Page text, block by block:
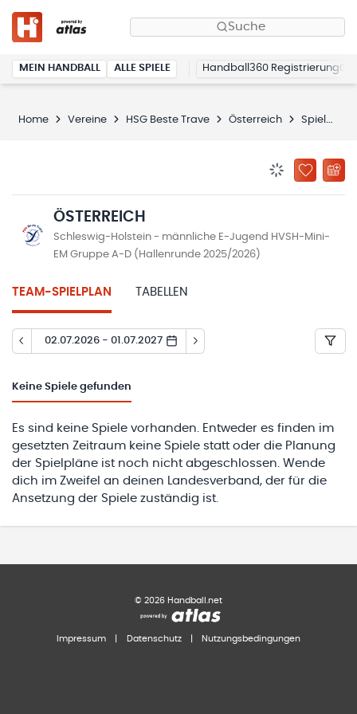
Suche
MEIN HANDBALL ALLE SPIELE Handball360 Registrierung
Home Vereine HSG Beste Trave Österreich Spielplan
ZU
ÖSTERREICH
Schleswig-Holstein - männliche E-Jugend HVSH-Mini-
EM Gruppe A-D (Hallenrunde 2025/2026)
TEAM-SPIELPLAN TABELLEN
02.07.2026 - 01.07.2027
Keine Spiele gefunden
Es sind keine Spiele vorhanden. Entweder es finden im
gesetzten Zeitraum keine Spiele statt oder die Planung
der Spielpläne ist noch nicht abgeschlossen. Wende
dich im Zweifel an deinen Landesverband, der für die
Ansetzung der Spiele zuständig ist.
© 2026 Handball.net
Impressum Datenschutz Nutzungsbedingungen